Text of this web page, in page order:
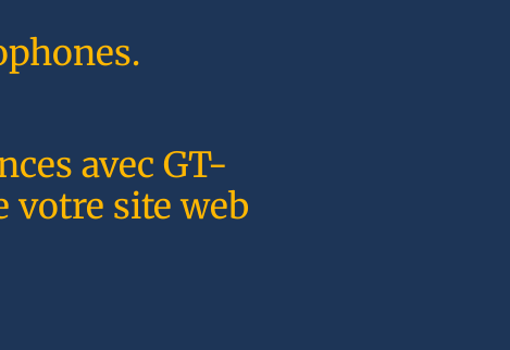
avec GT-
votre site web